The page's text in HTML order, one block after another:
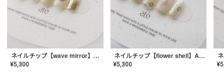
ネイルチップ【wave mirror】AE-CONA-04
¥5,300
ネイルチップ【flower shell】AE-CONA-03
¥5,300 ¥